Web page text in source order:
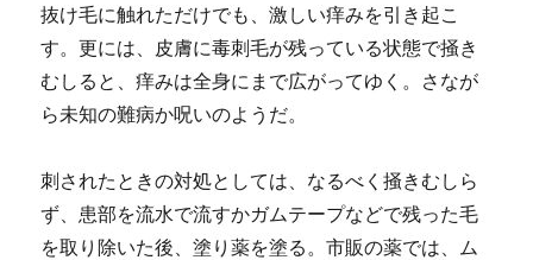
抜け毛に触れただけでも、激しい痒みを引き起こ
す。更には、皮膚に毒刺毛が残っている状態で掻き
むしると、痒みは全身にまで広がってゆく。さなが
ら未知の難病か呪いのようだ。
刺されたときの対処としては、なるべく掻きむしら
ず、患部を流水で流すかガムテープなどで残った毛
を取り除いた後、塗り薬を塗る。市販の薬では、ム